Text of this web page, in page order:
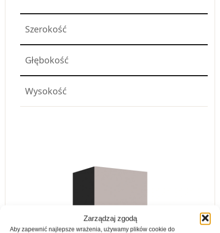
Zarządzaj zgodą
Aby zapewnić najlepsze wrażenia, używamy plików cookie do
Szerokość
Głębokość
Wysokość